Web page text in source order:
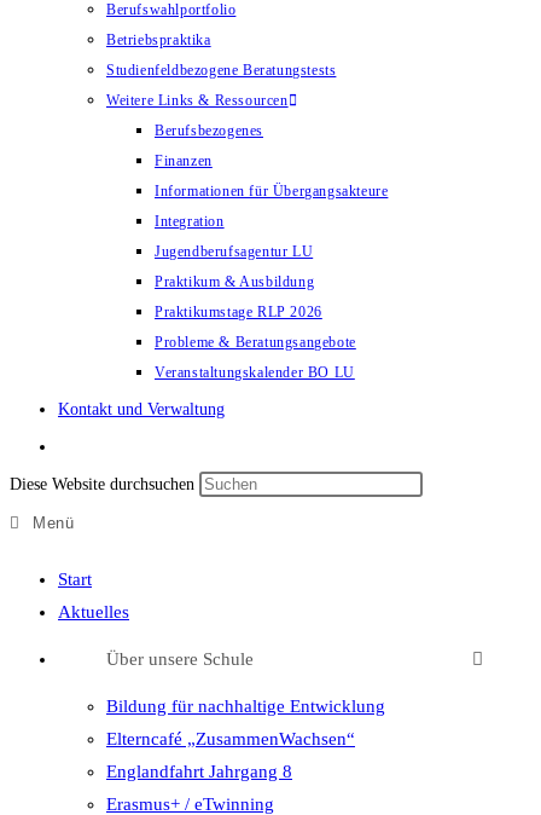
Berufswahlportfolio
Betriebspraktika
Studienfeldbezogene Beratungstests
Weitere Links & Ressourcen
Berufsbezogenes
Finanzen
Informationen für Übergangsakteure
Integration
Jugendberufsagentur LU
Praktikum & Ausbildung
Praktikumstage RLP 2026
Probleme & Beratungsangebote
Veranstaltungskalender BO LU
Kontakt und Verwaltung
Diese Website durchsuchen
Menü
Start
Aktuelles
Über unsere Schule
Bildung für nachhaltige Entwicklung
Elterncafé „ZusammenWachsen“
Englandfahrt Jahrgang 8
Erasmus+ / eTwinning